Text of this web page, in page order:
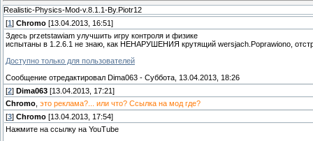
Realistic-Physics-Mod-v.8.1.1-By.Piotr12
[1 ] Chromo [13.04.2013, 16:51]
Здесь przetstawiam улучшить игру контроля и физике
испытаны в 1.2.6.1 не знаю, как НЕНАРУШЕНИЯ крутящий wersjach.Poprawiono,
Доступно только для пользователей
Сообщение отредактировал Dima063 - Суббота, 13.04.2013, 18:26
[2] Dima063 [13.04.2013, 17:21]
Chromo это реклама?... или что? Ссылка на мод где?
[3] Chromo [13.04.2013, 17:54]
Нажмите на ссылку на YouTube